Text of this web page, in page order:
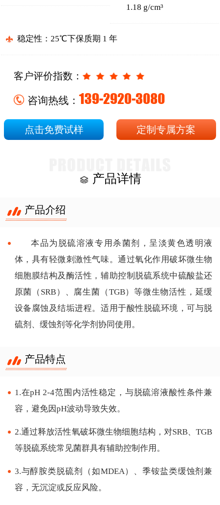
1.18 g/cm³
稳定性：25℃下保质期 1 年
客户评价指数：
咨询热线： 139-2920-3080
点击免费试样 定制专属方案
产品详情
产品介绍
本品为脱硫溶液专用杀菌剂，呈淡黄色透明液
体，具有轻微刺激性气味。通过氧化作用破坏微生物
细胞膜结构及酶活性，辅助控制脱硫系统中硫酸盐还
原菌（SRB）、腐生菌（TGB）等微生物活性，延缓
设备腐蚀及结垢进程。适用于酸性脱硫环境，可与脱
硫剂、缓蚀剂等化学剂协同使用。
产品特点
1.在pH 2-4范围内活性稳定，与脱硫溶液酸性条件兼
容，避免因pH波动导致失效。
2.通过释放活性氧破坏微生物细胞结构，对SRB、TGB
等脱硫系统常见菌群具有辅助控制作用。
3.与醇胺类脱硫剂（如MDEA）、季铵盐类缓蚀剂兼
容，无沉淀或反应风险。